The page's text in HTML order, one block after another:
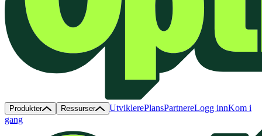
Produkter Ressurser UtviklerePlansPartnereLogg innKom i
gang